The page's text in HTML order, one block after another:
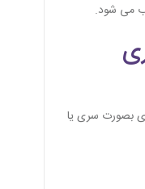
می شود.
4 عدد باتری بصورت سری یا